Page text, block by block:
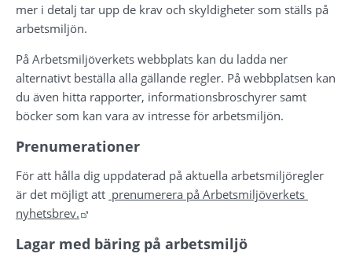
mer i detalj tar upp de krav och skyldigheter som ställs på
arbetsmiljön.
På Arbetsmiljöverkets webbplats kan du ladda ner
alternativt beställa alla gällande regler. På webbplatsen kan
du även hitta rapporter, informationsbroschyrer samt
böcker som kan vara av intresse för arbetsmiljön.
Prenumerationer
För att hålla dig uppdaterad på aktuella arbetsmiljöregler
är det möjligt att prenumerera på Arbetsmiljöverkets
nyhetsbrev.
Lagar med bäring på arbetsmiljö